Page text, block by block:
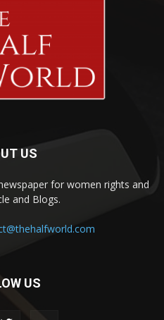
US
for women rights and
and Blogs.
US